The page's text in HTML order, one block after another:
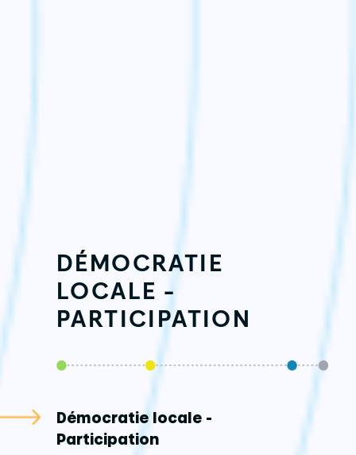
DÉMOCRATIE
LOCALE -
PARTICIPATION
Démocratie locale -
Participation